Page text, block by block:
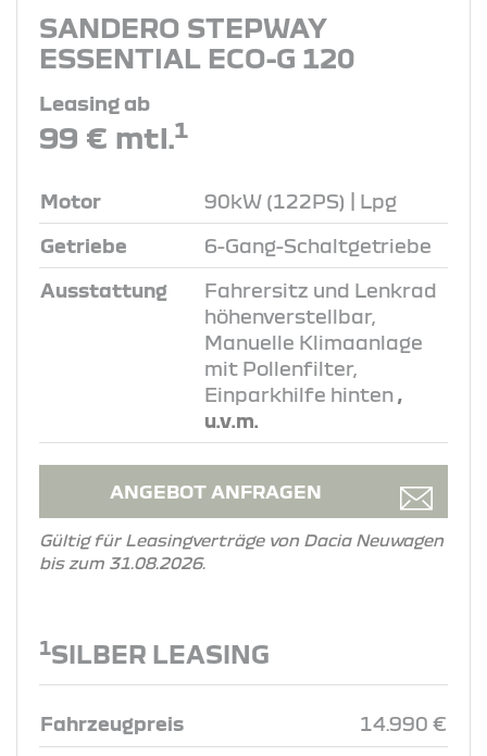
SANDERO STEPWAY
ESSENTIAL ECO-G 120
Leasing ab
99 € mtl.1
Motor 90kW (122PS) | Lpg
Getriebe 6-Gang-Schaltgetriebe
Ausstattung
Fahrersitz und Lenkrad
höhenverstellbar,
Manuelle Klimaanlage
mit Pollenfilter,
Einparkhilfe hinten ,
u.v.m.
ANGEBOT ANFRAGEN
Gültig für Leasingverträge von Dacia Neuwagen
bis zum 31.08.2026.
1SILBER LEASING
Fahrzeugpreis 14.990 €